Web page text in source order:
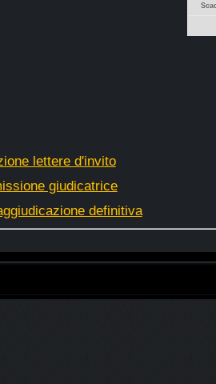
lettere d'invito
giudicatrice
definitiva